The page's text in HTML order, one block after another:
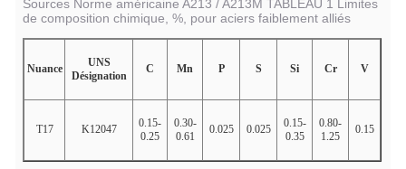
Sources Norme américaine A213 / A213M TABLEAU 1 Limites
de composition chimique, %, pour aciers faiblement alliés
Nuance
UNS
Désignation
C Mn P S Si Cr V
T17 K12047
0.15-
0.25
0.30-
0.61
0.025 0.025
0.15-
0.35
0.80-
1.25
0.15